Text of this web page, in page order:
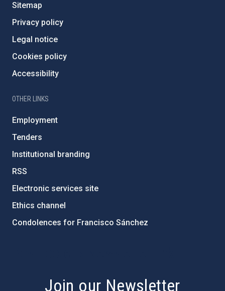
Sitemap
Privacy policy
Legal notice
Cookies policy
Accessibility
OTHER LINKS
Employment
Tenders
Institutional branding
RSS
Electronic services site
Ethics channel
Condolences for Francisco Sánchez
Join our Newsletter